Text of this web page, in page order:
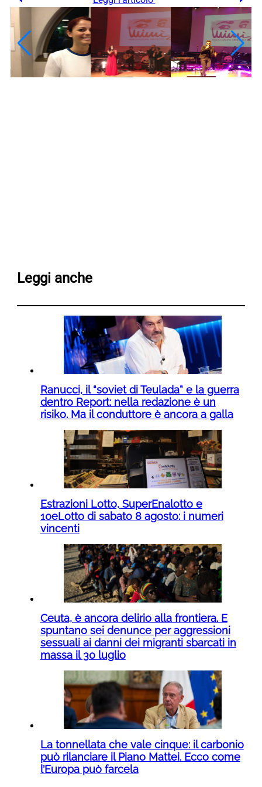
Leggi anche
Ranucci, il “soviet di Teulada” e la guerra
dentro Report: nella redazione è un
risiko. Ma il conduttore è ancora a galla
Estrazioni Lotto, SuperEnalotto e
10eLotto di sabato 8 agosto: i numeri
vincenti
Ceuta, è ancora delirio alla frontiera. E
spuntano sei denunce per aggressioni
sessuali ai danni dei migranti sbarcati in
massa il 30 luglio
La tonnellata che vale cinque: il carbonio
può rilanciare il Piano Mattei. Ecco come
l’Europa può farcela